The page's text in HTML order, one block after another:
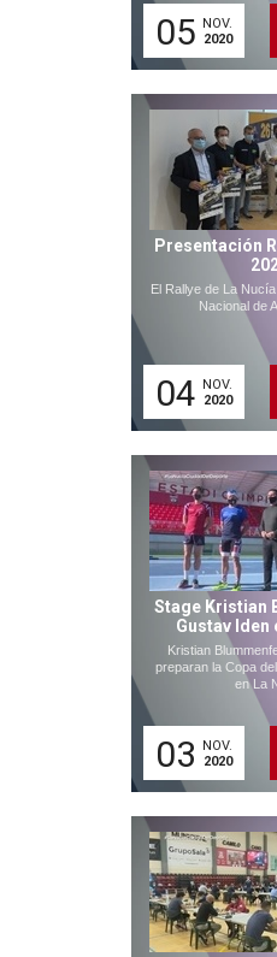
05 NOV.
2020
Presentación
El Rallye de La
Nacional de
04 NOV.
2020
Stage Kristian
Gustav Iden
Kristian
preparan la Copa
en La
03
NOV.
2020